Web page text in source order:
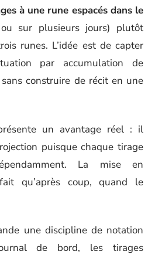
à une rune espacés dans le
sur plusieurs jours) plutôt
runes. L’idée est de capter
par accumulation de
construire de récit en une
un avantage réel : il
puisque chaque tirage
La mise en
qu’après coup, quand le
une discipline de notation
de bord, les tirages